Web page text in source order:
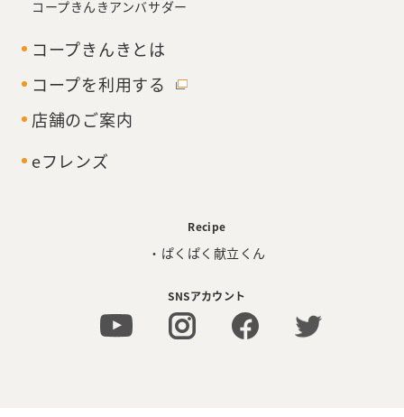
コープきんきアンバサダー
コープきんきとは
コープを利用する
店舗のご案内
eフレンズ
Recipe
・ぱくぱく献立くん
SNSアカウント